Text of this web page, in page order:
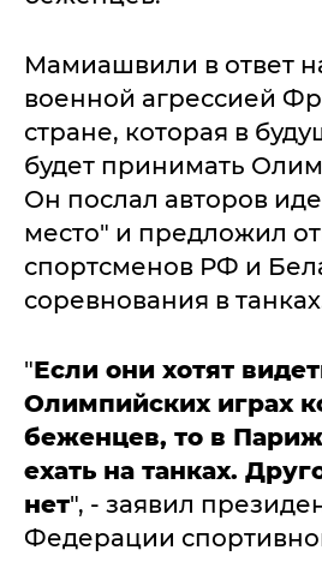
Мамиашвили в ответ
военной агрессией
стране, которая в
будет принимать
Он послал авторов
место" и предложил
спортсменов РФ и
соревнования в
"Если они хотят
Олимпийских играх
беженцев, то в
ехать на танках.
нет", - заявил
Федерации